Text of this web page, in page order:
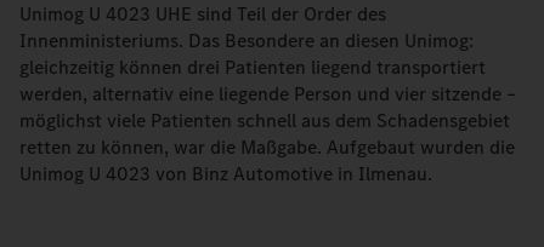
Unimog U 4023 UHE sind Teil der Order des
Innenministeriums. Das Besondere an diesen Unimog:
gleichzeitig können drei Patienten liegend transportiert
werden, alternativ eine liegende Person und vier sitzende –
möglichst viele Patienten schnell aus dem Schadensgebiet
retten zu können, war die Maßgabe. Aufgebaut wurden die
Unimog U 4023 von Binz Automotive in Ilmenau.